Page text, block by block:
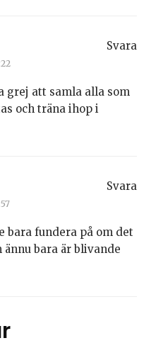
grej att samla alla som
och träna ihop i
Svara
bara fundera på om det
ännu bara är blivande
Svara